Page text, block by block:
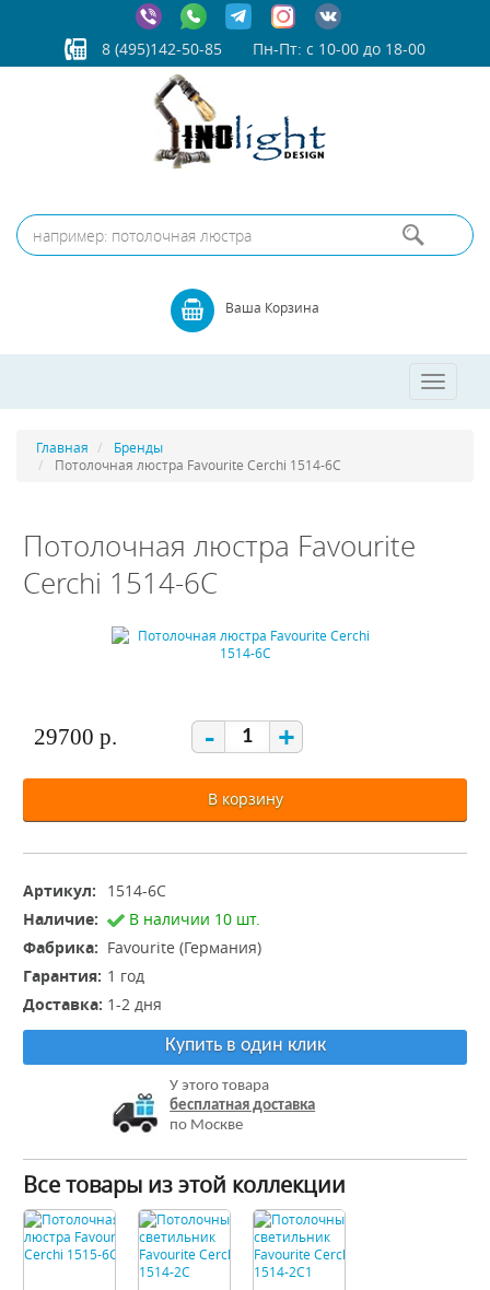
8 (495)142-50-85 Пн-Пт: с 10-00 до 18-00
Ваша Корзина
Toggle
Главная
Бренды
Потолочная люстра Favourite Cerchi 1514-6C
Потолочная люстра Favourite
Cerchi 1514-6C
29700 р. - +
В корзину
Артикул:
1514-6C
Наличие:
В наличии 10 шт.
Фабрика: Favourite (Германия)
Гарантия: 1 год
Доставка: 1-2 дня
Купить в один клик
У этого товара
бесплатная доставка
по Москве
Все товары из этой коллекции